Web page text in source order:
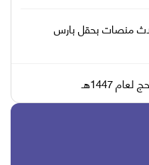
منصات بحقل بارس
1447هـ